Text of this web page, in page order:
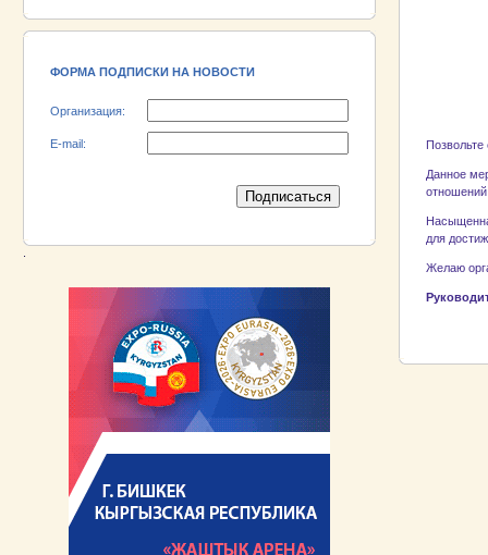
18.06.2026 ::Участник выставки «EXPO EURASIA
электромашиностроительный завод»!
ФОРМА ПОДПИСКИ НА НОВОСТИ
Организация:
E-mail: Позвольте
Данное
для
Желаю